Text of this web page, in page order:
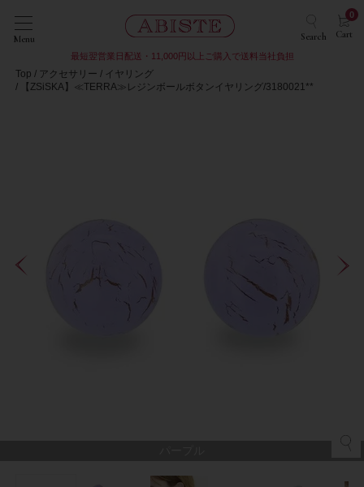
Menu Search Cart
0
最短翌営業日配送・11,000円以上ご購入で送料当社負担
Top アクセサリー
イヤリング
【ZSiSKA】≪TERRA≫レジンボールボタンイヤリング/3180021**